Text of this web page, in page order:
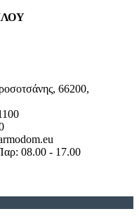
66200,
08.00 - 17.00